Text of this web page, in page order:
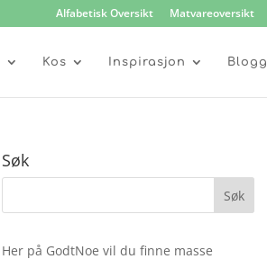
Alfabetisk Oversikt Matvareoversikt
Kos Inspirasjon Blogg
Søk
Her på GodtNoe vil du finne masse